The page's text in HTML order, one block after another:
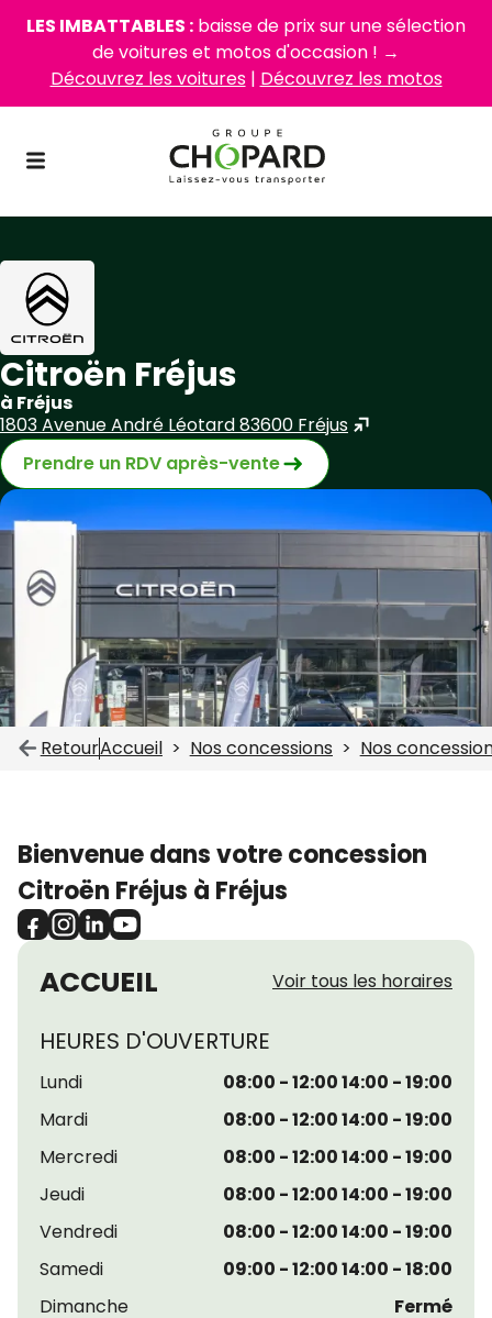
LES IMBATTABLES : baisse de prix sur une sélection
de voitures et motos d'occasion ! →
Découvrez les voitures| Découvrez les motos
Citroën Fréjus
à Fréjus
1803 Avenue André Léotard 83600 Fréjus
Prendre un RDV après-vente
RetourAccueil Nos concessions Nos
Bienvenue dans votre concession
Citroën Fréjus à Fréjus
ACCUEIL Voir tous les horaires
HEURES D'OUVERTURE
Lundi
08:00 - 12:00 14:00 - 19:00
Mardi
08:00 - 12:00 14:00 - 19:00
Mercredi
08:00 - 12:00 14:00 - 19:00
Jeudi
08:00 - 12:00 14:00 - 19:00
Vendredi
08:00 - 12:00 14:00 - 19:00
Samedi
09:00 - 12:00 14:00 - 18:00
Dimanche
Fermé